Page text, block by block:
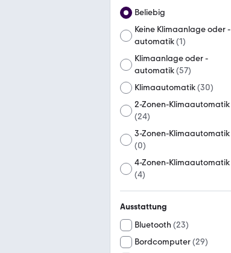
Beliebig
Keine Klimaanlage oder -
automatik(1)
Klimaanlage oder -
automatik(57)
Klimaautomatik(30)
2-Zonen-Klimaautomatik
(24)
3-Zonen-Klimaautomatik
(0)
4-Zonen-Klimaautomatik
(4)
Ausstattung
Bluetooth (23)
Bordcomputer(29)